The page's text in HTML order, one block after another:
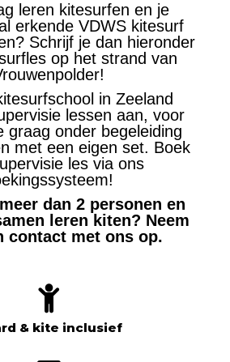
leren kitesurfen en je
erkende VDWS kitesurf
Schrijf je dan hieronder
op het strand van
in Zeeland
lessen aan, voor
graag onder begeleiding
met een eigen set. Boek
les via ons
dan 2 personen en
leren kiten? Neem
contact met ons op.
& kite inclusief